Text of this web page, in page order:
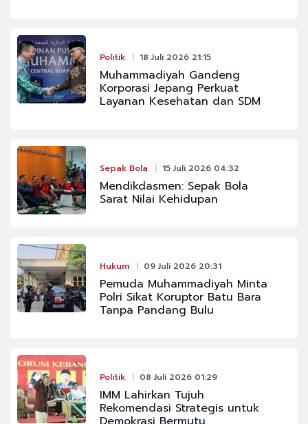
Politik 18 Juli 2026 21:15
Muhammadiyah Gandeng
Korporasi Jepang Perkuat
Layanan Kesehatan dan SDM
Sepak Bola 15 Juli 2026 04:32
Mendikdasmen: Sepak Bola
Sarat Nilai Kehidupan
Hukum 09 Juli 2026 20:31
Pemuda Muhammadiyah Minta
Polri Sikat Koruptor Batu Bara
Tanpa Pandang Bulu
Politik 08 Juli 2026 01:29
IMM Lahirkan Tujuh
Rekomendasi Strategis untuk